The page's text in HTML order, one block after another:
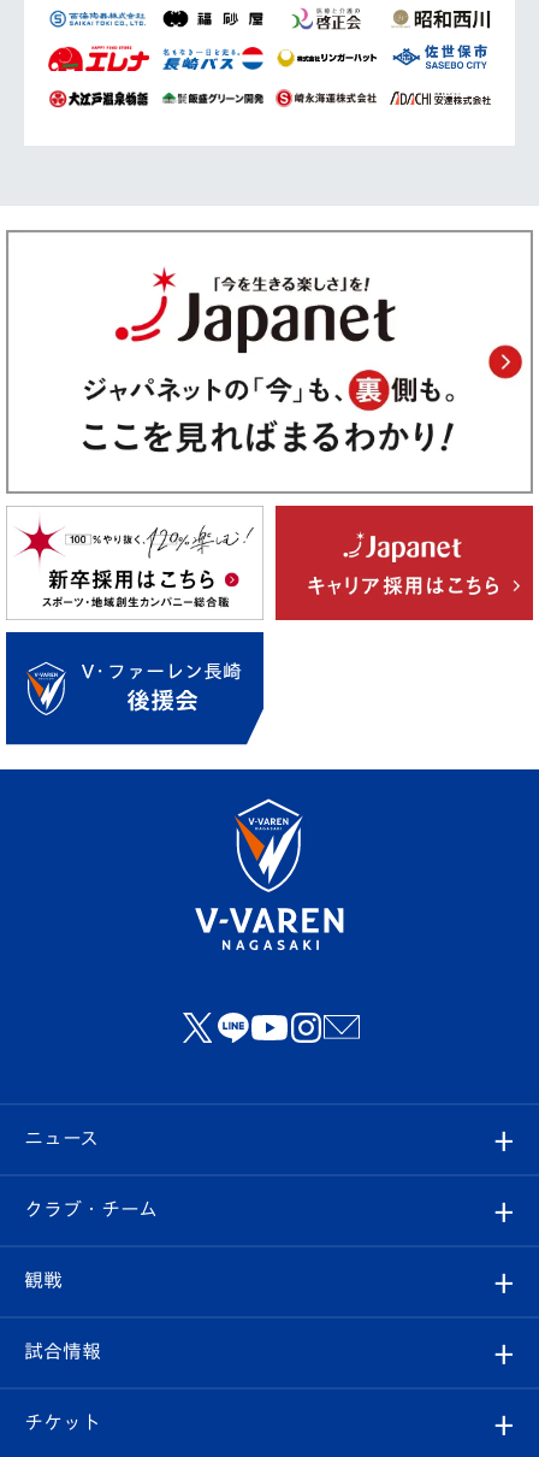
ニュース
すべて
クラブ
試合情報
クラブ・チーム
クラブ概要
観戦
観戦ルール
試合情報
試合日程/結果
チケット